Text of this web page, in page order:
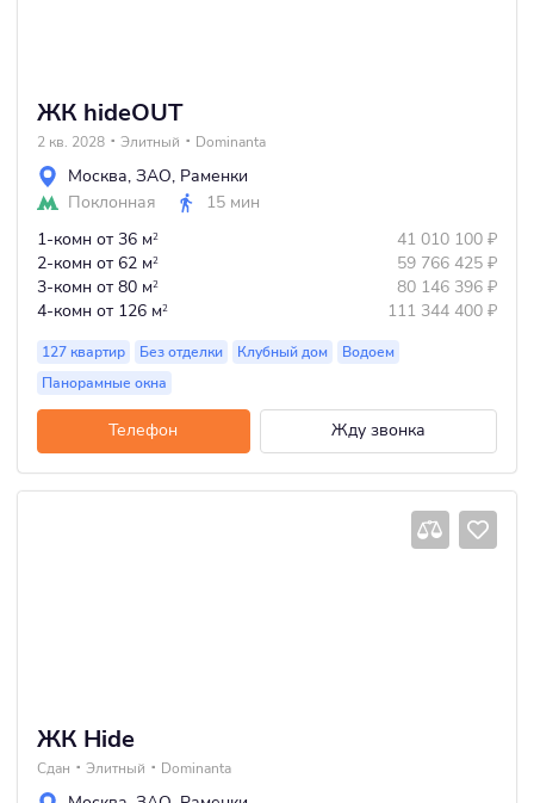
ЖК hideOUT
2 кв. 2028 Элитный Dominanta
Москва, ЗАО, Раменки
Поклонная
15 мин
1-комн от 36 м2 41 010 100 ₽
2-комн от 62 м2 59 766 425 ₽
3-комн от 80 м2 80 146 396 ₽
4-комн от 126 м2 111 344 400 ₽
127 квартир Без отделки Клубный дом
Водоем
Панорамные окна
Телефон Жду звонка
ЖК Hide
Сдан Элитный Dominanta